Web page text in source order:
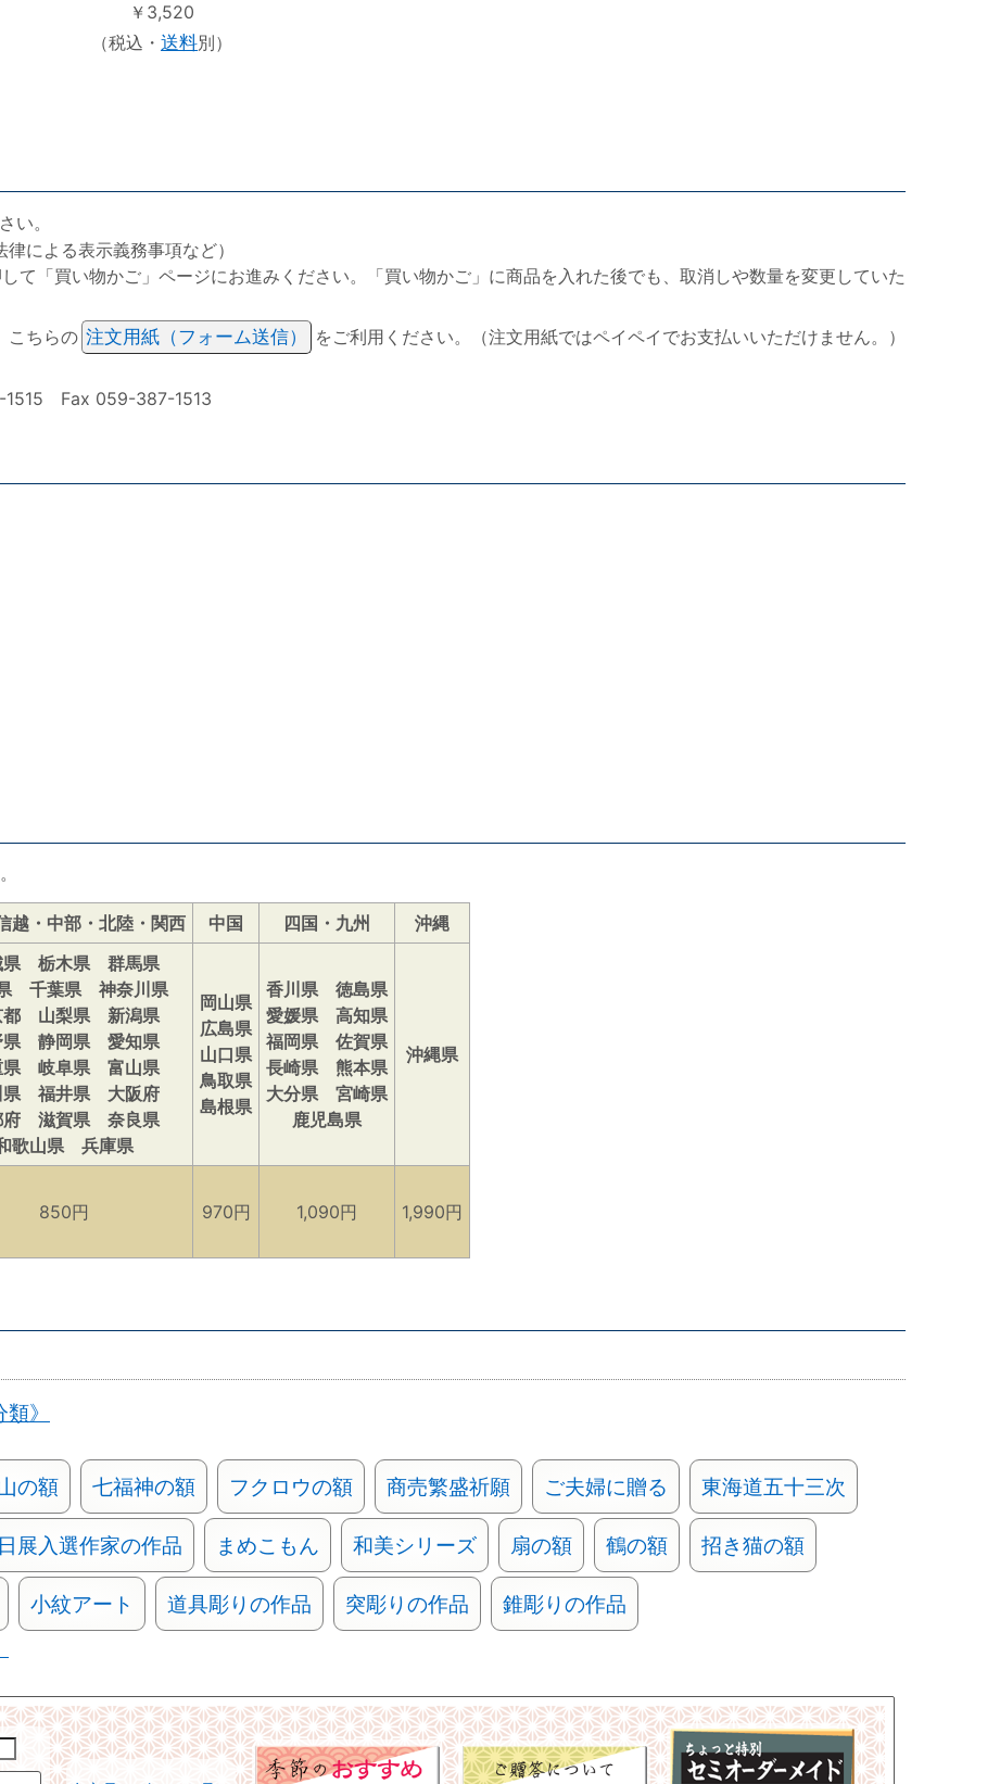
￥3,520
（税込・ 送料別）
い。
による表示義務事項など）
して「買い物かご」ページにお進みください。「買い物かご」に商品を入れた後でも、取消しや数量を変更していた
こちらの 注文用紙（フォーム送信）
をご利用ください。（注文用紙ではペイペイでお支払いいただけません。）
Fax 059-387-1513
越・中部・北陸・関西 中国 四国・九州 沖縄
県 栃木県 群馬県
千葉県 神奈川県
都 山梨県 新潟県
県 静岡県 愛知県
県 岐阜県 富山県
県 福井県 大阪府
府 滋賀県 奈良県
歌山県 兵庫県
岡山県
広島県
山口県
鳥取県
島根県
香川県 徳島県
愛媛県 高知県
福岡県 佐賀県
長崎県 熊本県
大分県 宮崎県
鹿児島県
沖縄県
850円 970円 1,090円 1,990円
》
の額 七福神の額 フクロウの額 商売繁盛祈願 ご夫婦に贈る 東海道五十三次
日展入選作家の作品 まめこもん 和美シリーズ 扇の額 鶴の額 招き猫の額
小紋アート 道具彫りの作品 突彫りの作品
錐彫りの作品